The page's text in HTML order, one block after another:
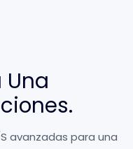
Una
avanzadas para una